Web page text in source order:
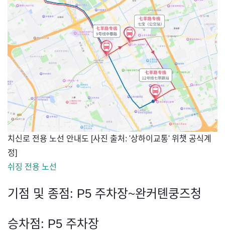
​치신로 전용 노선 안내도 [사진 출처: '상하이교통' 위챗 공식계
정]
쉬징 전용 노선
기점 및 종점: P5 주차장~완커톈쿵즈청
승차점: P5 주차장